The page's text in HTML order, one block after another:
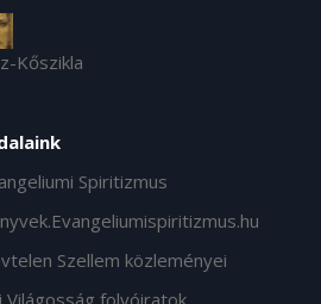
Kőszikla
Spiritizmus
Szellem közleményei
Világosság folyóiratok